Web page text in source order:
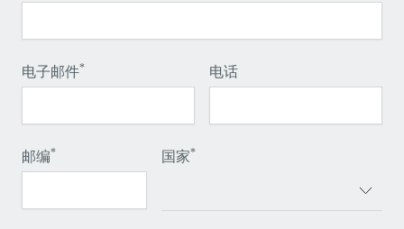
电子邮件* 电话
邮编* 国家*